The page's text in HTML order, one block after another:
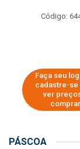
Código:
Faça seu
cadastre-se
ver
comprar
PÁSCOA